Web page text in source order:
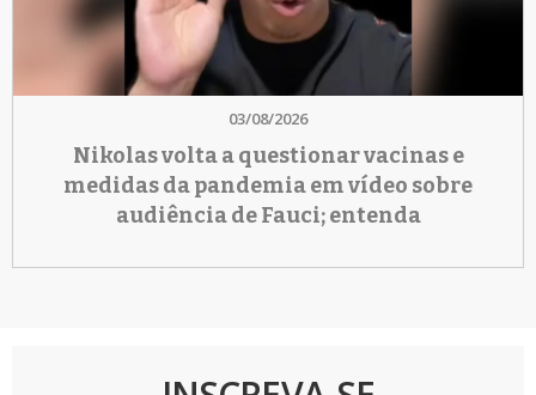
03/08/2026
Nikolas volta a questionar vacinas e
medidas da pandemia em vídeo sobre
audiência de Fauci; entenda